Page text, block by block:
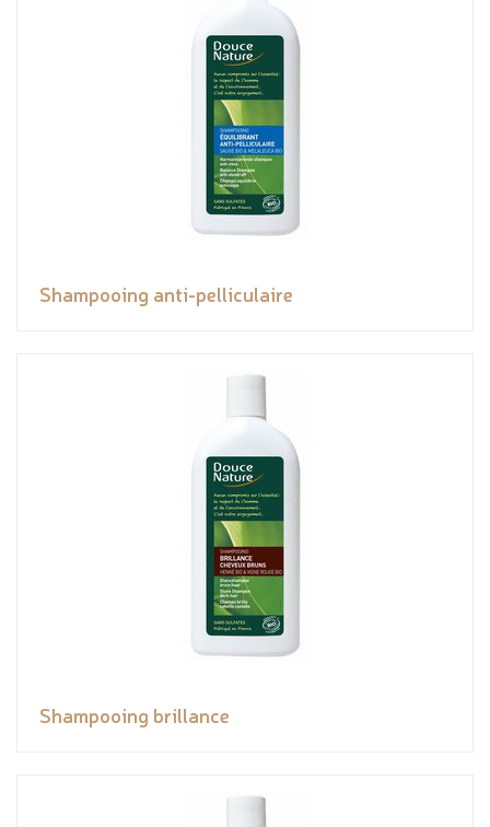
Shampooing anti-pelliculaire
Shampooing brillance